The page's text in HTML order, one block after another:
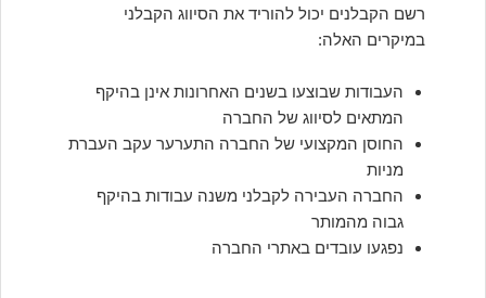
רשם הקבלנים יכול להוריד את הסיווג הקבלני
במיקרים האלה:
העבודות שבוצעו בשנים האחרונות אינן בהיקף
המתאים לסיווג של החברה
החוסן המקצועי של החברה התערער עקב העברת
מניות
החברה העבירה לקבלני משנה עבודות בהיקף
גבוה מהמותר
נפגעו עובדים באתרי החברה